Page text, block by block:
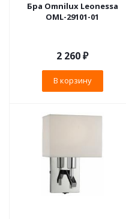
Бра Omnilux Leonessa
OML-29101-01
2 260₽
В корзину